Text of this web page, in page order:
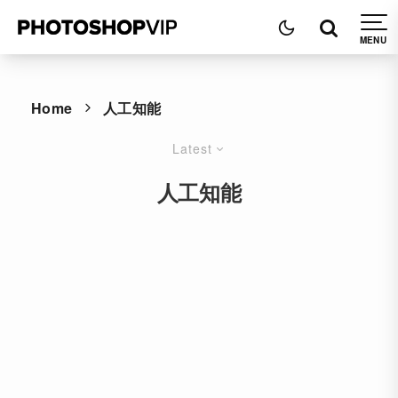
Home 人工知能
Latest
人工知能